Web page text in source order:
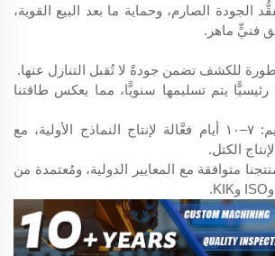
الصارم، وحماية ما بعد البيع القوية،
فنيٍّ ماهر.
مشروعًا رئيسيًّا يتم تسليمها سنويًّا، مما يعكس طاقتنا
المدة الزمنية للتسليم: ٧–١٠ أيام فعَّالة لإنتاج النماذج الأولية، مع
الكتل.
متوافقة مع المعايير الدولية، ومُعتمدة من